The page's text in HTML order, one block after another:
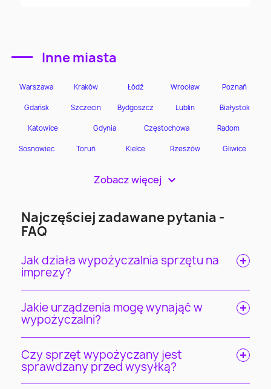
Inne miasta
Zobacz więcej >
Najczęściej zadawane pytania -
FAQ
Jak działa wypożyczalnia sprzętu na
imprezy?
Jakie urządzenia mogę wynająć w
wypożyczalni?
Czy sprzęt wypożyczany jest
sprawdzany przed wysyłką?